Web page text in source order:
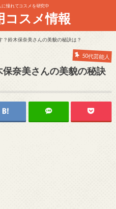
憧れてコスメを研究中
コスメ情報
？鈴木保奈美さんの美貌の秘訣は？
50代芸能人
奈美さんの美貌の秘訣